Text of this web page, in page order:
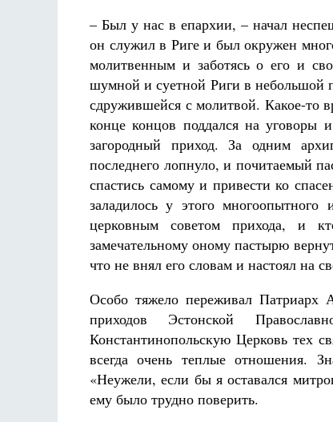
– Был у нас в епархии, – начал
он служил в Риге и был окружен
молитвенным и заботясь о его и
шумной и суетной Риги в небольшой
сдружившейся с молитвой. Какое-то
конце концов поддался на уговоры
загородный приход. За одним
последнего лопнуло, и почитаемый
спастись самому и привести ко
заладилось у этого
церковным советом прихода, и
замечательному оному пастырю
что не внял его словам и настоял на
Особо тяжело переживал Патриарх
приходов Эстонской
Константинопольскую Церковь тех
всегда очень теплые отношения.
«Неужели, если бы я оставался
ему было трудно поверить.